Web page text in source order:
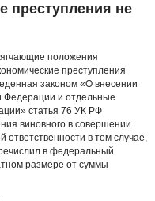
преступления не
положения
преступления
законом «О внесении
Федерации и отдельные
статья 76 УК РФ
виновного в совершении
ответственности в том случае,
в федеральный
размере от суммы